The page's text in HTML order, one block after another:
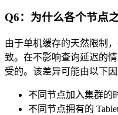
Q6：为什么各个节点
由于单机缓存的天然限制
致。在不影响查询延迟的
受的。该差异可能由以下因
不同节点加入集群的
不同节点拥有的